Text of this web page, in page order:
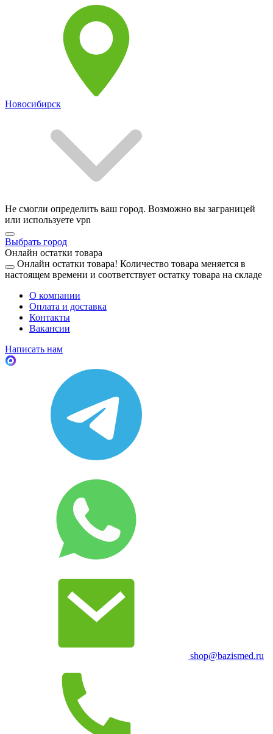
Новосибирск
Не смогли определить ваш город. Возможно вы заграницей
или используете vpn
Выбрать город
Онлайн остатки товара
Онлайн остатки товара! Количество товара меняется в
настоящем времени и соответствует остатку товара на складе
О компании
Оплата и доставка
Контакты
Вакансии
Написать нам
shop@bazismed.ru